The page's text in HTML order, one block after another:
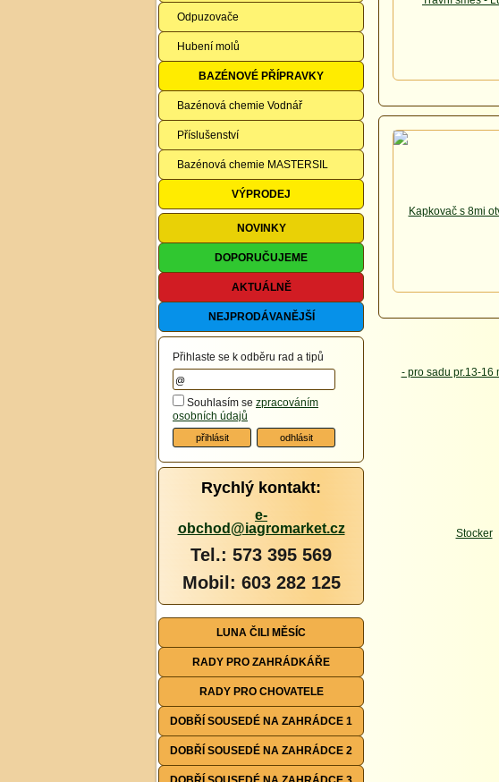
Odpuzovače
Hubení molů
BAZÉNOVÉ PŘÍPRAVKY
Bazénová chemie Vodnář
Příslušenství
Bazénová chemie MASTERSIL
VÝPRODEJ
NOVINKY
DOPORUČUJEME
AKTUÁLNĚ
NEJPRODÁVANĚJŠÍ
Přihlaste se k odběru rad a tipů
Souhlasím se zpracováním
osobních údajů
Rychlý kontakt:
e-
obchod@iagromarket.cz
Tel.: 573 395 569
Mobil: 603 282 125
LUNA ČILI MĚSÍC
RADY PRO ZAHRÁDKÁŘE
RADY PRO CHOVATELE
DOBŘÍ SOUSEDÉ NA ZAHRÁDCE 1
DOBŘÍ SOUSEDÉ NA ZAHRÁDCE 2